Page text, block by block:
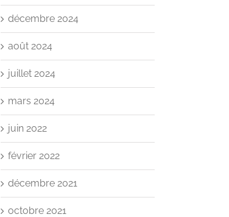
décembre 2024
août 2024
juillet 2024
mars 2024
juin 2022
février 2022
décembre 2021
octobre 2021